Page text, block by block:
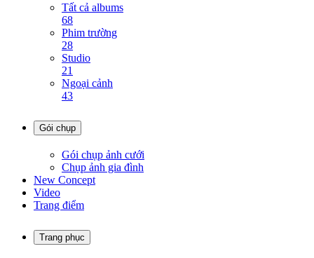
Tất cả albums
68
Phim trường
28
Studio
21
Ngoại cảnh
43
Gói chụp
Gói chụp ảnh cưới
Chụp ảnh gia đình
New Concept
Video
Trang điểm
Trang phục